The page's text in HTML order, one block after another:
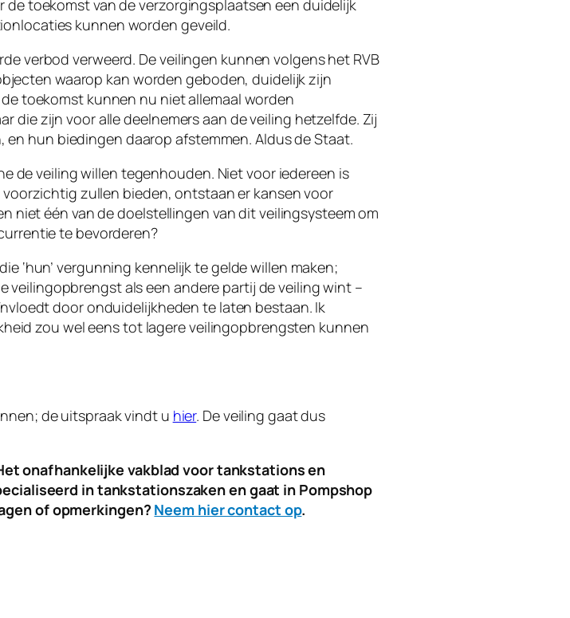
de toekomst van de verzorgingsplaatsen een duidelijk
kunnen worden geveild.
verbod verweerd. De veilingen kunnen volgens het RVB
waarop kan worden geboden, duidelijk zijn
toekomst kunnen nu niet allemaal worden
die zijn voor alle deelnemers aan de veiling hetzelfde. Zij
hun biedingen daarop afstemmen. Aldus de Staat.
de veiling willen tegenhouden. Niet voor iedereen is
zullen bieden, ontstaan er kansen voor
niet één van de doelstellingen van dit veilingsysteem om
te bevorderen?
‘hun’ vergunning kennelijk te gelde willen maken;
als een andere partij de veiling wint –
door onduidelijkheden te laten bestaan. Ik
zou wel eens tot lagere veilingopbrengsten kunnen
de uitspraak vindt u hier. De veiling gaat dus
onafhankelijke vakblad voor tankstations en
in tankstationszaken en gaat in Pompshop
of opmerkingen? Neem hier contact op.